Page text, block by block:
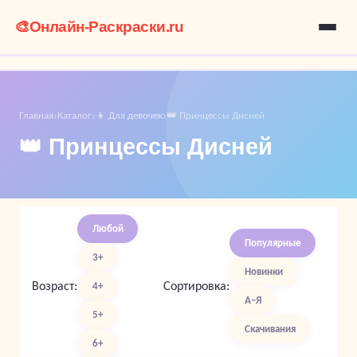
🎨Онлайн-Раскраски.ru
Главная›Каталог› 👧 Для девочек›👑 Принцессы Дисней
👑 Принцессы Дисней
Возраст:
Любой
3+
4+
5+
6+
Сортировка:
Популярные
Новинки
А–Я
Скачивания